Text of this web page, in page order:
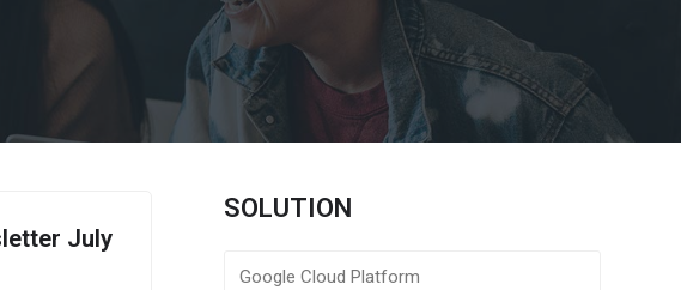
July
SOLUTION
Google Cloud Platform